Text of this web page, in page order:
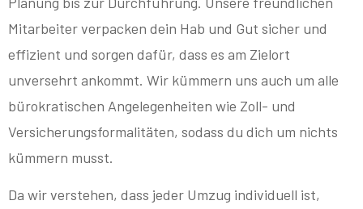
Mitarbeiter verpacken dein Hab und Gut sicher und
effizient und sorgen dafür, dass es am Zielort
unversehrt ankommt. Wir kümmern uns auch um alle
bürokratischen Angelegenheiten wie Zoll- und
Versicherungsformalitäten, sodass du dich um nichts
kümmern musst.
Da wir verstehen, dass jeder Umzug individuell ist,